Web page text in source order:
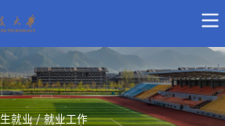
就业 / 就业工作